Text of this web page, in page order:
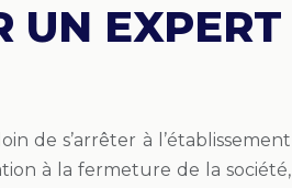
UN EXPERT
loin de s’arrêter à l’établissement
à la fermeture de la société,